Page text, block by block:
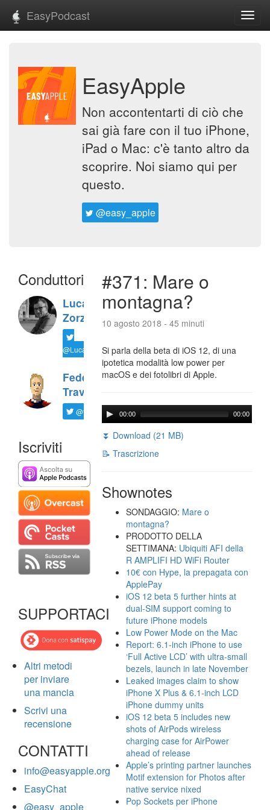
EasyPodcast
EasyApple
Non accontentarti di ciò che
sai già fare con il tuo iPhone,
iPad o Mac: c'è tanto altro da
scoprire. Noi siamo qui per
questo.
@easy_apple
Conduttori
Luca
Zorzi
@LucaTNT
Federico
Travaini
@ftrava
Iscriviti
SUPPORTACI
Altri metodi
per inviare
una mancia
Scrivi una
recensione
CONTATTI
info@easyapple.org
EasyChat
@easy_apple
#371: Mare o
montagna?
10 agosto 2018 - 45 minuti
Si parla della beta di iOS 12, di una
ipotetica modalità low power per
macOS e dei fotolibri di Apple.
00:00 00:00
⏬ Download (21 MB)
📝 Trascrizione
Shownotes
SONDAGGIO: Mare o
montagna?
PRODOTTO DELLA
SETTIMANA: Ubiquiti AFI della
R AMPLIFI HD WiFi Router
10€ con Hype, la prepagata con
ApplePay
iOS 12 beta 5 further hints at
dual-SIM support coming to
future iPhone models
Low Power Mode on the Mac
Report: 6.1-inch iPhone to use
‘Full Active LCD’ with ultra-small
bezels, launch in late November
Leaked images claim to show
iPhone X Plus & 6.1-inch LCD
iPhone dummy units
iOS 12 beta 5 includes new
shots of AirPods wireless
charging case for AirPower
ahead of release
Apple’s printing partner launches
Motif extension for Photos after
native service nixed
Pop Sockets per iPhone